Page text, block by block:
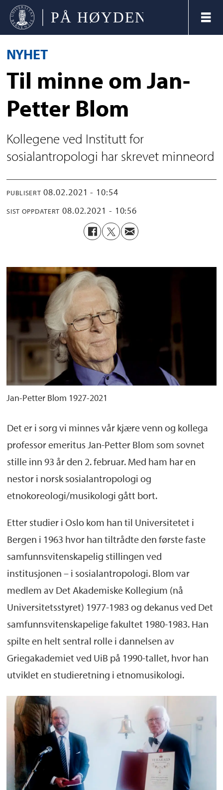
NYHET
Til minne om Jan-
Petter Blom
Kollegene ved Institutt for
sosialantropologi har skrevet minneord
PUBLISERT 08.02.2021 - 10:54
SIST OPPDATERT 08.02.2021 - 10:56
Jan-Petter Blom 1927-2021
Det er i sorg vi minnes vår kjære venn og kollega
professor emeritus Jan-Petter Blom som sovnet
stille inn 93 år den 2. februar. Med ham har en
nestor i norsk sosialantropologi og
etnokoreologi/musikologi gått bort.
Etter studier i Oslo kom han til Universitetet i
Bergen i 1963 hvor han tiltrådte den første faste
samfunnsvitenskapelig stillingen ved
institusjonen – i sosialantropologi. Blom var
medlem av Det Akademiske Kollegium (nå
Universitetsstyret) 1977-1983 og dekanus ved Det
samfunnsvitenskapelige fakultet 1980-1983. Han
spilte en helt sentral rolle i dannelsen av
Griegakademiet ved UiB på 1990-tallet, hvor han
utviklet en studieretning i etnomusikologi.